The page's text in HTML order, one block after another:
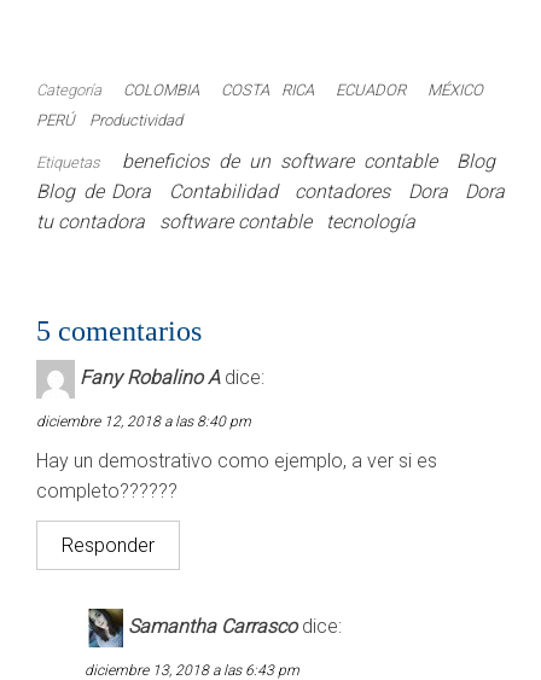
Categoría COLOMBIA COSTA RICA ECUADOR
MÉXICO
PERÚ
Productividad
Etiquetas beneficios de un software contable
Blog
Blog de Dora
Contabilidad contadores Dora
Dora
tu contadora
software contable tecnología
5 comentarios
Fany Robalino A dice:
diciembre 12, 2018 a las 8:40 pm
Hay un demostrativo como ejemplo, a ver si es
completo??????
Responder
Samantha Carrasco dice:
diciembre 13, 2018 a las 6:43 pm